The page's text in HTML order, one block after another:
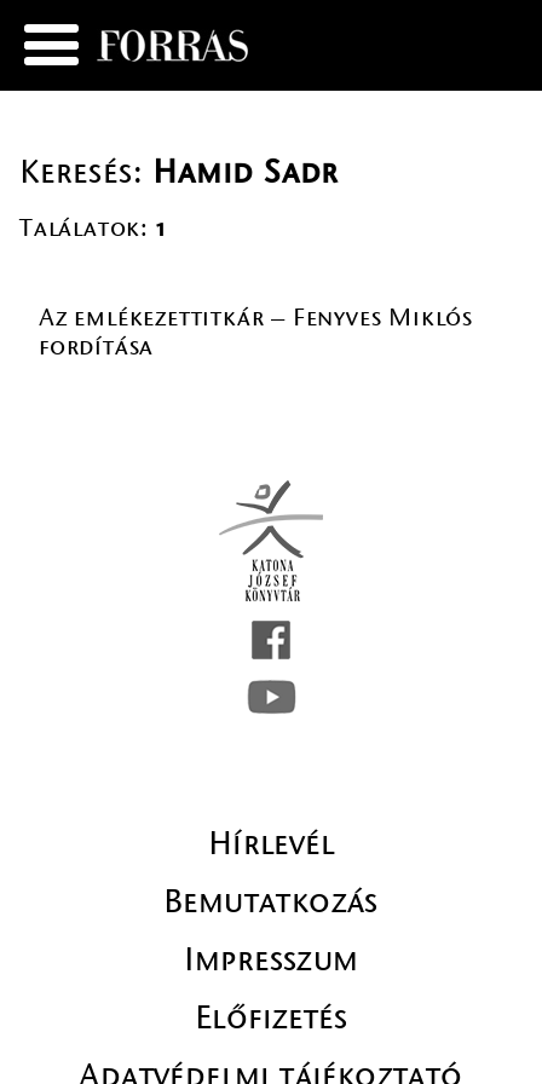
Keresés: Hamid Sadr
Találatok: 1
Az emlékezettitkár – Fenyves Miklós
fordítása
Hírlevél
Bemutatkozás
Impresszum
Előfizetés
Adatvédelmi tájékoztató